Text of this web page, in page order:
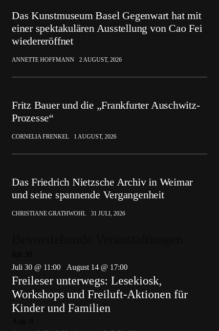
Das Kunstmuseum Basel Gegenwart hat mit
einer spektakulären Ausstellung von Cao Fei
wiedereröffnet
ANNETTE HOFFMANN 2 AUGUST, 2026
Fritz Bauer und die „Frankfurter Auschwitz-
Prozesse“
CORNELIA FRENKEL 1 AUGUST, 2026
Das Friedrich Nietzsche Archiv in Weimar
und seine spannende Vergangenheit
CHRISTIANE GRATHWOHL 31 JULI, 2026
Juli 30 @ 11:00
August 14 @ 17:00
Freileser unterwegs: Lesekiosk,
Workshops und Freiluft-Aktionen für
Kinder und Familien